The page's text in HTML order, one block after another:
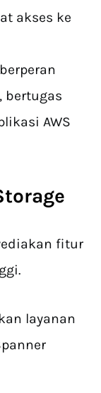
akses ke
bertugas
AWS
fitur
layanan